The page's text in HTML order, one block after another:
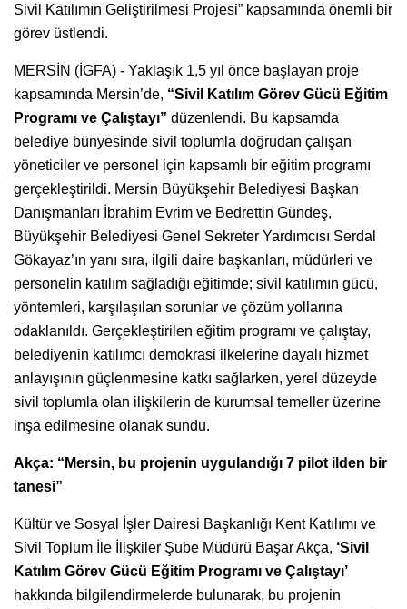
Sivil Katılımın Geliştirilmesi Projesi” kapsamında önemli bir
görev üstlendi.
MERSİN (İGFA) - Yaklaşık 1,5 yıl önce başlayan proje
kapsamında Mersin’de, “Sivil Katılım Görev Gücü Eğitim
Programı ve Çalıştayı” düzenlendi. Bu kapsamda
belediye bünyesinde sivil toplumla doğrudan çalışan
yöneticiler ve personel için kapsamlı bir eğitim programı
gerçekleştirildi. Mersin Büyükşehir Belediyesi Başkan
Danışmanları İbrahim Evrim ve Bedrettin Gündeş,
Büyükşehir Belediyesi Genel Sekreter Yardımcısı Serdal
Gökayaz’ın yanı sıra, ilgili daire başkanları, müdürleri ve
personelin katılım sağladığı eğitimde; sivil katılımın gücü,
yöntemleri, karşılaşılan sorunlar ve çözüm yollarına
odaklanıldı. Gerçekleştirilen eğitim programı ve çalıştay,
belediyenin katılımcı demokrasi ilkelerine dayalı hizmet
anlayışının güçlenmesine katkı sağlarken, yerel düzeyde
sivil toplumla olan ilişkilerin de kurumsal temeller üzerine
inşa edilmesine olanak sundu.
Akça: “Mersin, bu projenin uygulandığı 7 pilot ilden bir
tanesi”
Kültür ve Sosyal İşler Dairesi Başkanlığı Kent Katılımı ve
Sivil Toplum İle İlişkiler Şube Müdürü Başar Akça, ‘Sivil
Katılım Görev Gücü Eğitim Programı ve Çalıştayı’
hakkında bilgilendirmelerde bulunarak, bu projenin